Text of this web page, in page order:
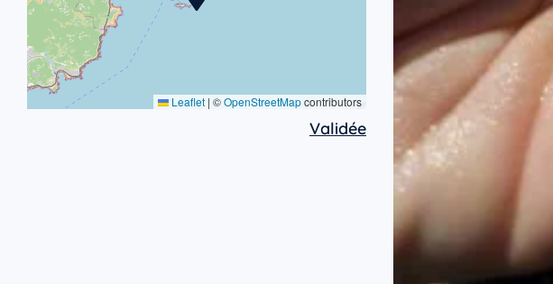
Leaflet | ©OpenStreetMapcontributors
Validée